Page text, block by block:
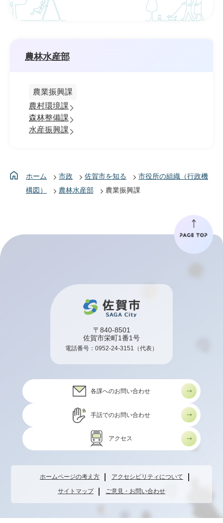
農林水産部
農業振興課
農村環境課
森林整備課
水産振興課
ホーム 市政 佐賀市を知る
市役所の組織（行政機
構図）
農林水産部 農業振興課
〒840-8501
佐賀市栄町1番1号
電話番号： 0952-24-3151 （代表）
各課へのお問い合わせ
手話でのお問い合わせ
アクセス
ホームページの考え方 アクセシビリティについて
サイトマップ ご意見・お問い合わせ